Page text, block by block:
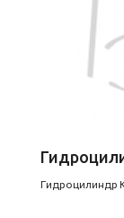
Гидроцилиндр